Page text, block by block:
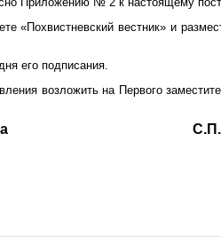
«Похвистневский вестник» и
его подписания.
возложить на Первого
округа С.П.